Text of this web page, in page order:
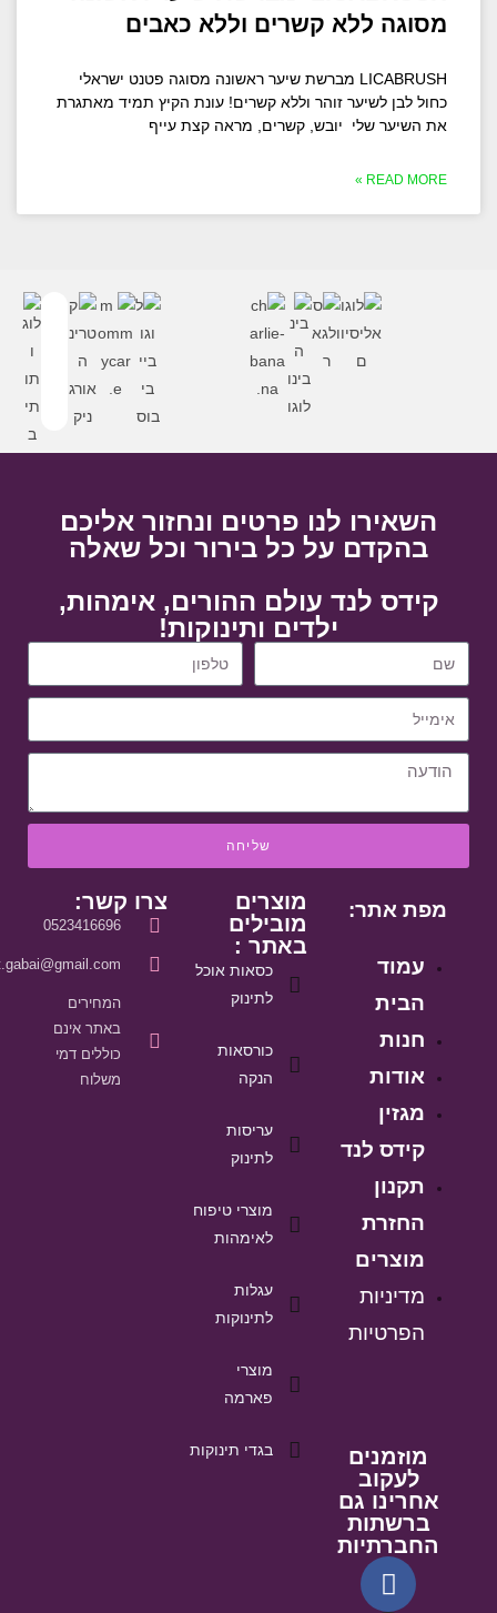
מסוגה ללא קשרים וללא כאבים
LICABRUSH מברשת שיער ראשונה מסוגה פטנט ישראלי
כחול לבן לשיער זוהר וללא קשרים! עונת הקיץ תמיד מאתגרת
את השיער שלי יובש, קשרים, מראה קצת עייף
READ MORE »
השאירו לנו פרטים ונחזור אליכם
בהקדם על כל בירור וכל שאלה
קידס לנד עולם ההורים, אימהות,
ילדים ותינוקות!
שליחה
מפת אתר:
עמוד
הבית
חנות
אודות
מגזין
קידס לנד
תקנון
החזרת
מוצרים
מדיניות
הפרטיות
מוזמנים
לעקוב
אחרינו גם
ברשתות
החברתיות
מוצרים
מובילים
באתר :
כסאות אוכל
לתינוק
כורסאות
הנקה
עריסות
לתינוק
מוצרי טיפוח
לאימהות
עגלות
לתינוקות
מוצרי
פארמה
בגדי תינוקות
צרו קשר:
0523416696
המחירים
באתר אינם
כוללים דמי
משלוח